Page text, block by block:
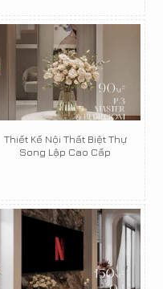
Thiết Kế Nội Thất Biệt Thự
Song Lập Cao Cấp